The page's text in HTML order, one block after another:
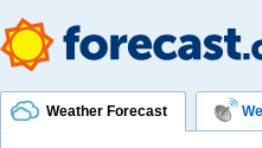
Weather Forecast